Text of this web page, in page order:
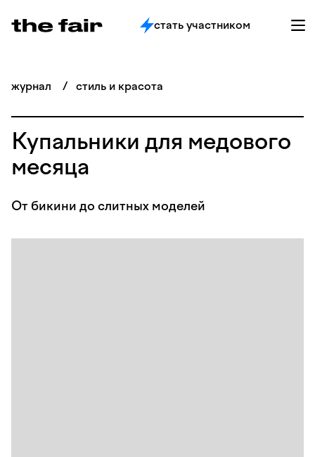
стать участником
журнал / стиль и красота
Купальники для медового
месяца
От бикини до слитных моделей